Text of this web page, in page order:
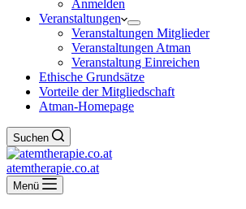
Anmelden
Veranstaltungen
Veranstaltungen Mitglieder
Veranstaltungen Atman
Veranstaltung Einreichen
Ethische Grundsätze
Vorteile der Mitgliedschaft
Atman-Homepage
Suchen
atemtherapie.co.at
Menü